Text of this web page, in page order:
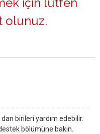
olunuz.
birileri yardım edebilir.
bölümüne bakın.